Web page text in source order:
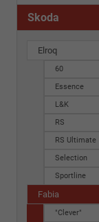
Skoda
Elroq
60
Essence
L&K
RS
RS Ultimate
Selection
Sportline
Fabia
"Clever"